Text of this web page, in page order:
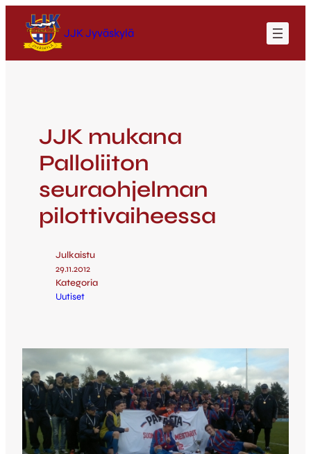
JJK Jyväskylä
JJK mukana
Palloliiton
seuraohjelman
pilottivaiheessa
Julkaistu
29.11.2012
Kategoria
Uutiset